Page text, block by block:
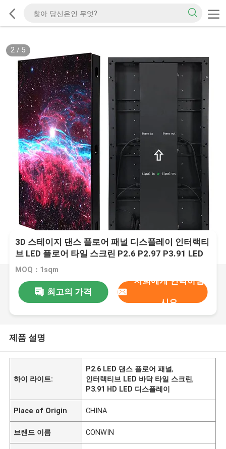
2/ 5
3D 스테이지 댄스 플로어 패널 디스플레이 인터랙티
브 LED 플로어 타일 스크린 P2.6 P2.97 P3.91 LED
스크린
MOQ：1sqm
최고의 가격
저희에게 연락하십
시오
제품 설명
하이 라이트:
P2.6 LED 댄스 플로어 패널,
인터랙티브 LED 바닥 타일 스크린,
P3.91 HD LED 디스플레이
Place of Origin CHINA
브랜드 이름 CONWIN